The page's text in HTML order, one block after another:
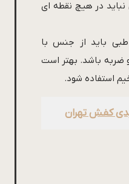
در هیچ نقطه ای
باید از جنس با
ضربه باشد. بهتر است
استفاده شود.
کفش تهران